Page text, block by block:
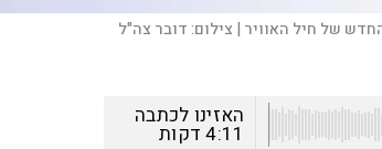
צילום:דובר צה"ל
האזינו לכתבה
4:11דקות